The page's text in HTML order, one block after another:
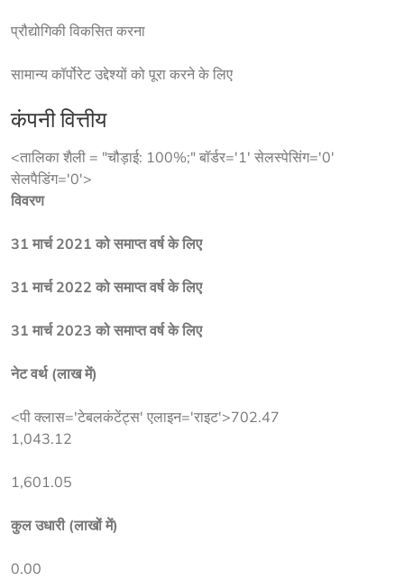
प्रौद्योगिकी विकसित करना
सामान्य कॉर्पोरेट उद्देश्यों को पूरा करने के लिए
कंपनी वित्तीय
<तालिका शैली = "चौड़ाई: 100%;" बॉर्डर='1' सेलस्पेसिंग='0'
सेलपैडिंग='0'>
विवरण
31 मार्च 2021 को समाप्त वर्ष के लिए
31 मार्च 2022 को समाप्त वर्ष के लिए
31 मार्च 2023 को समाप्त वर्ष के लिए
नेट वर्थ (लाख में)
<पी क्लास='टेबलकंटेंट्स' एलाइन='राइट'>702.47
1,043.12
1,601.05
कुल उधारी (लाखों में)
0.00